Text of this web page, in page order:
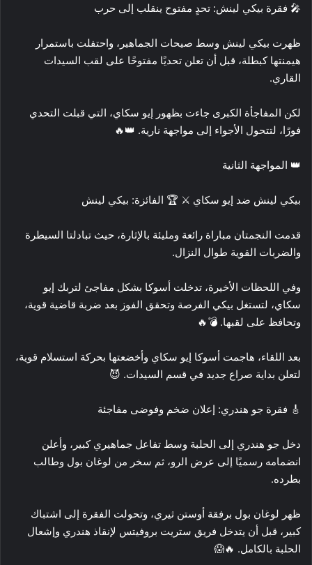
🎤 فقرة بيكي لينش: تحدٍ مفتوح ينقلب إلى حرب
ظهرت بيكي لينش وسط صيحات الجماهير، واحتفلت باستمرار
هيمنتها كبطلة، قبل أن تعلن تحديًا مفتوحًا على لقب السيدات
القاري.
لكن المفاجأة الكبرى جاءت بظهور إيو سكاي، التي قبلت التحدي
فورًا، لتتحول الأجواء إلى مواجهة نارية. 👑🔥
👑 المواجهة الثانية
بيكي لينش ضد إيو سكاي ⚔️ 🏆 الفائزة: بيكي لينش
قدمت النجمتان مباراة رائعة ومليئة بالإثارة، حيث تبادلتا السيطرة
والضربات القوية طوال النزال.
وفي اللحظات الأخيرة، تدخلت أسوكا بشكل مفاجئ لتربك إيو
سكاي، لتستغل بيكي الفرصة وتحقق الفوز بعد ضربة قاضية قوية،
وتحافظ على لقبها. 💣🔥
بعد اللقاء، هاجمت أسوكا إيو سكاي وأخضعتها بحركة استسلام قوية،
لتعلن بداية صراع جديد في قسم السيدات. 😈
🎸 فقرة جو هندري: إعلان ضخم وفوضى مفاجئة
دخل جو هندري إلى الحلبة وسط تفاعل جماهيري كبير، وأعلن
انضمامه رسميًا إلى عرض الرو، ثم سخر من لوغان بول وطالب
بطرده.
ظهر لوغان بول برفقة أوستن ثيري، وتحولت الفقرة إلى اشتباك
كبير، قبل أن يتدخل فريق ستريت بروفيتس لإنقاذ هندري وإشعال
الحلبة بالكامل. 🔥😱